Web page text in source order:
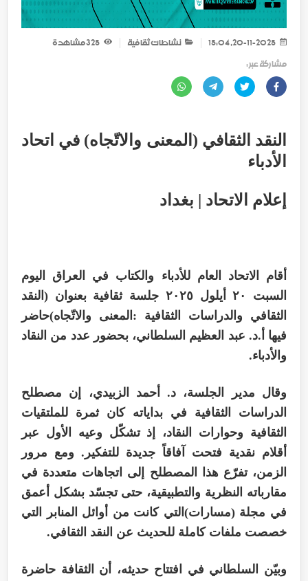
نشاطات ثقافية 325
مشاهدة
مشاركة عبر :
النقد الثقافي (المعنى والاتّجاه) في اتحاد
الأدباء
إعلام الاتحاد | بغداد
أقام الاتحاد العام للأدباء والكتاب في العراق اليوم
السبت ٢٠ أيلول ٢٠٢٥ جلسة ثقافية بعنوان (النقد
الثقافي والدراسات الثقافية :المعنى والاتّجاه)حاضر
فيها أ.د. عبد العظيم السلطاني، بحضور عدد من النقاد
والأدباء.
وقال مدير الجلسة، د. أحمد الزبيدي، إن مصطلح
الدراسات الثقافية في بداياته كان ثمرة للملتقيات
الثقافية وحوارات النقاد، إذ تشكّل وعيه الأول عبر
أقلام نقدية فتحت آفاقاً جديدة للتفكير. ومع مرور
الزمن، تفرّع هذا المصطلح إلى اتجاهات متعددة في
مقارباته النظرية والتطبيقية، حتى تجسّد بشكل أعمق
في مجلة (مسارات)التي كانت من أوائل المنابر التي
خصصت ملفات كاملة للحديث عن النقد الثقافي.
وبيّن السلطاني في افتتاح حديثه، أن الثقافة حاضرة